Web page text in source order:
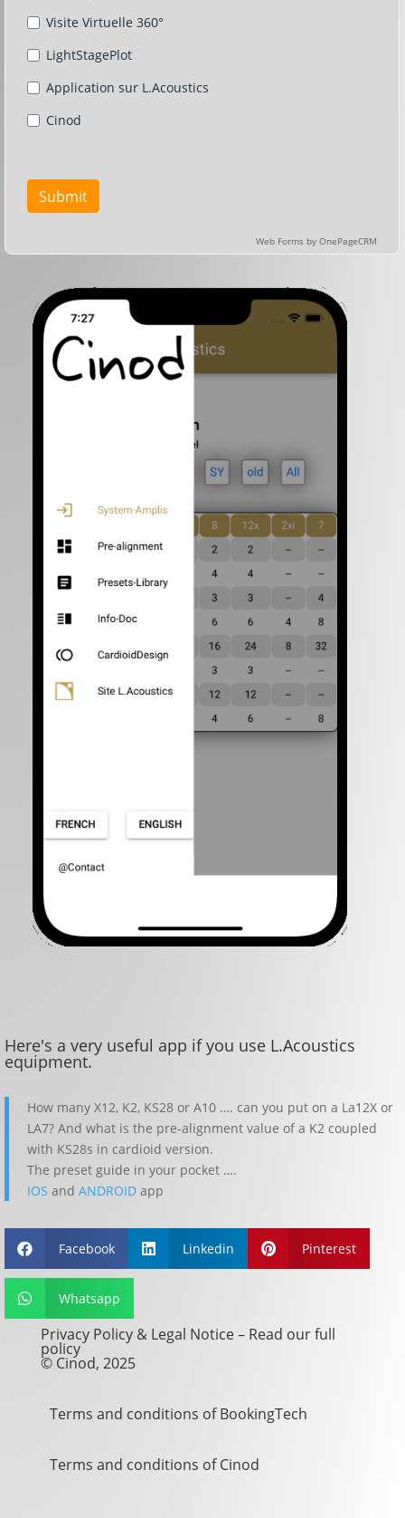
Here's a very useful app if you use L.Acoustics
equipment.
How many X12, K2, KS28 or A10 …. can you put on a La12X or
LA7? And what is the pre-alignment value of a K2 coupled
with KS28s in cardioid version.
The preset guide in your pocket ….
IOS andANDROID app
 Facebook  Linkedin  Pinterest
 Whatsapp
Privacy Policy & Legal Notice – Read our full
policy
© Cinod, 2025
Terms and conditions of BookingTech
Terms and conditions of Cinod